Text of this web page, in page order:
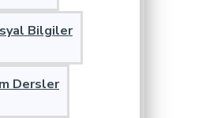
Bilgiler
Dersler